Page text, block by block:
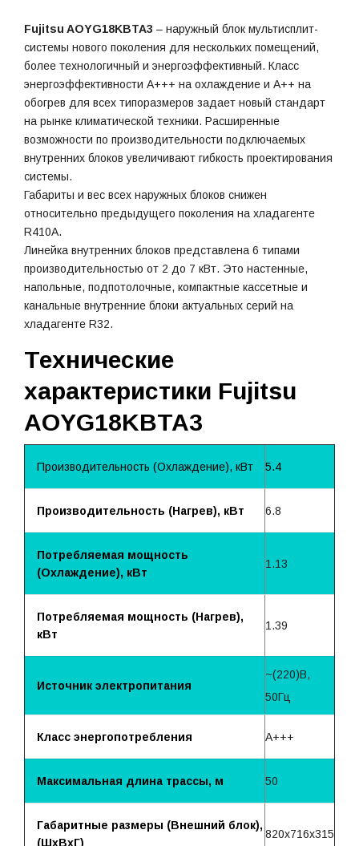
Fujitsu AOYG18KBTA3 – наружный блок мультисплит-
системы нового поколения для нескольких помещений,
более технологичный и энергоэффективный. Класс
энергоэффективности A+++ на охлаждение и A++ на
обогрев для всех типоразмеров задает новый стандарт
на рынке климатической техники. Расширенные
возможности по производительности подключаемых
внутренних блоков увеличивают гибкость проектирования
системы.
Габариты и вес всех наружных блоков снижен
относительно предыдущего поколения на хладагенте
R410A.
Линейка внутренних блоков представлена 6 типами
производительностью от 2 до 7 кВт. Это настенные,
напольные, подпотолочные, компактные кассетные и
канальные внутренние блоки актуальных серий на
хладагенте R32.
Технические
характеристики Fujitsu
AOYG18KBTA3
Производительность (Охлаждение), кВт 5.4
Производительность (Нагрев), кВт 6.8
Потребляемая мощность
(Охлаждение), кВт
1.13
Потребляемая мощность (Нагрев),
кВт
1.39
Источник электропитания
~(220)B,
50Гц
Класс энергопотребления A+++
Максимальная длина трассы, м 50
Габаритные размеры (Внешний блок),
(ШхВхГ)
820x716x315